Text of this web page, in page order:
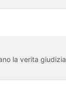
la verita